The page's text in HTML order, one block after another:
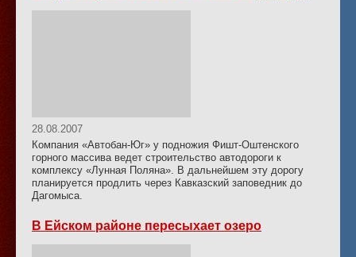
28.08.2007
Компания «Автобан-Юг» у подножия Фишт-Оштенского
горного массива ведет строительство автодороги к
комплексу «Лунная Поляна». В дальнейшем эту дорогу
планируется продлить через Кавказский заповедник до
Дагомыса.
В Ейском районе пересыхает озеро